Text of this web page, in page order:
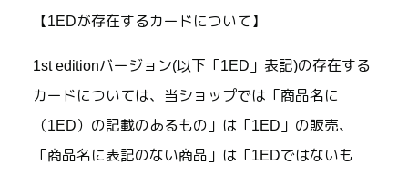
【1EDが存在するカードについて】
1st editionバージョン(以下「1ED」表記)の存在する
カードについては、当ショップでは「商品名に
（1ED）の記載のあるもの」は「1ED」の販売、
「商品名に表記のない商品」は「1EDではないも